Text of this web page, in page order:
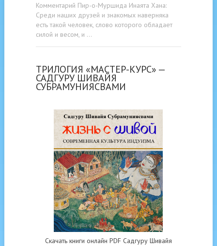
Комментарий Пир-о-Муршида Инаята Хана:
Среди наших друзей и знакомых наверняка
есть такой человек, слово которого обладает
силой и весом, и …
ТРИЛОГИЯ «МАСТЕР-КУРС» —
САДГУРУ ШИВАЙЯ
СУБРАМУНИЯСВАМИ
Скачать книги онлайн PDF Садгуру Шивайя